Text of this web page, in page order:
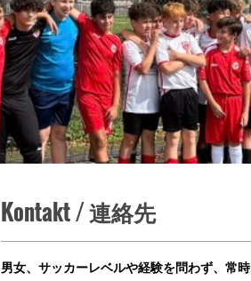
Kontakt / 連絡先
男女、サッカーレベルや経験を問わず、常